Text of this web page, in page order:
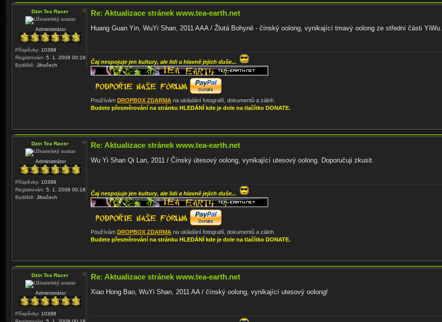
Dzin Tea Racer
Administrátor
Příspěvky: 10398
Registrován: 5. 1. 2008 00:18
Bydliště: Jihočech
Re: Aktualizace stránek www.tea-earth.net
Huang Guan Yin, WuYi Shan, 2011 AAA / Žlutá Bohyně - čínský oolong, vynikající tmavý oolong ze střední části YiWu.
Čaj nespojuje jen kultury, ale lidi a hlavně jejich duše...
Používám DROPBOX ZDARMA na ukládání fotografií, dokumentů a záloh.
Budete přesměrování na stránku HLEDÁNÍ kde je dole na tlačítko DONATE.
Dzin Tea Racer
Administrátor
Příspěvky: 10398
Registrován: 5. 1. 2008 00:18
Bydliště: Jihočech
Re: Aktualizace stránek www.tea-earth.net
Wu Yi Shan Qi Lan, 2011 / Čínský útesový oolong, vynikající utesový oolong. Doporučuji zkusit.
Čaj nespojuje jen kultury, ale lidi a hlavně jejich duše...
Používám DROPBOX ZDARMA na ukládání fotografií, dokumentů a záloh.
Budete přesměrování na stránku HLEDÁNÍ kde je dole na tlačítko DONATE.
Dzin Tea Racer
Administrátor
Příspěvky: 10398
Re: Aktualizace stránek www.tea-earth.net
Xiao Hong Bao, WuYi Shan, 2011 AA / čínský oolong, vynikající utesový oolong!